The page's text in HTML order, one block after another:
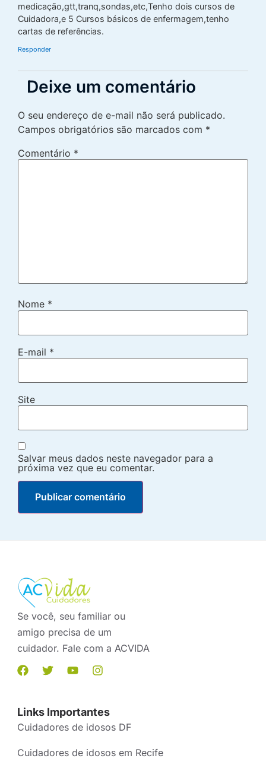
medicação,gtt,tranq,sondas,etc,Tenho dois cursos de
Cuidadora,e 5 Cursos básicos de enfermagem,tenho
cartas de referências.
Responder
Deixe um comentário
O seu endereço de e-mail não será publicado.
Campos obrigatórios são marcados com *
Comentário *
Nome *
E-mail *
Site
Salvar meus dados neste navegador para a
próxima vez que eu comentar.
Se você, seu familiar ou
amigo precisa de um
cuidador. Fale com a ACVIDA
Links Importantes
Cuidadores de idosos DF
Cuidadores de idosos em Recife